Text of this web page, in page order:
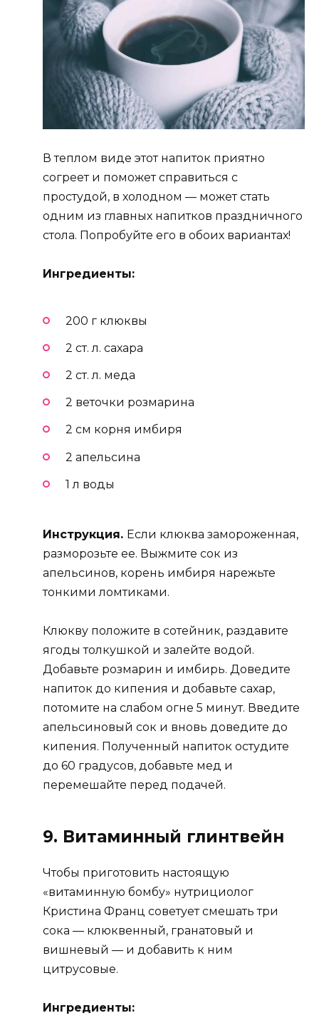
В теплом виде этот напиток приятно
согреет и поможет справиться с
простудой, в холодном — может стать
одним из главных напитков праздничного
стола. Попробуйте его в обоих вариантах!
Ингредиенты:
200 г клюквы
2 ст. л. сахара
2 ст. л. меда
2 веточки розмарина
2 см корня имбиря
2 апельсина
1 л воды
Инструкция. Если клюква замороженная,
разморозьте ее. Выжмите сок из
апельсинов, корень имбиря нарежьте
тонкими ломтиками.
Клюкву положите в сотейник, раздавите
ягоды толкушкой и залейте водой.
Добавьте розмарин и имбирь. Доведите
напиток до кипения и добавьте сахар,
потомите на слабом огне 5 минут. Введите
апельсиновый сок и вновь доведите до
кипения. Полученный напиток остудите
до 60 градусов, добавьте мед и
перемешайте перед подачей.
9. Витаминный глинтвейн
Чтобы приготовить настоящую
«витаминную бомбу» нутрициолог
Кристина Франц советует смешать три
сока — клюквенный, гранатовый и
вишневый — и добавить к ним
цитрусовые.
Ингредиенты: